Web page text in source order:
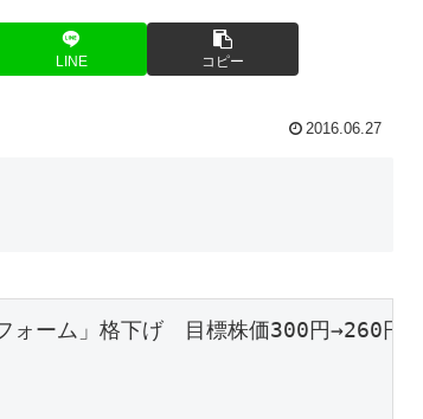
LINE コピー
2016.06.27
ーム」格下げ　目標株価300円→260円